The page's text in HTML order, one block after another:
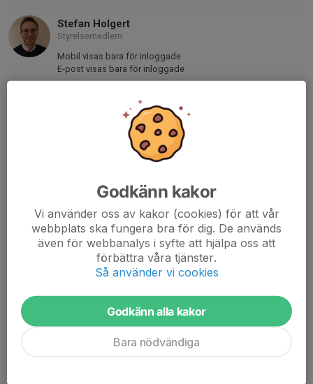
Stefan Holgert
Styrelsemedlem
Mobil visas bara för inloggade
E-post visas bara för inloggade
Föreningsadministratör
lime.stefan@gmail.com
Styrelsemedlem
jakob_swahn@hotmail.com
Diana Nyström
Sekreterare
diana.nystrom@habo.se
Godkänn kakor
Vi använder oss av kakor (cookies) för att vår
webbplats ska fungera bra för dig. De används
även för webbanalys i syfte att hjälpa oss att
förbättra våra tjänster.
Så använder vi cookies
Godkänn alla kakor
Bara nödvändiga